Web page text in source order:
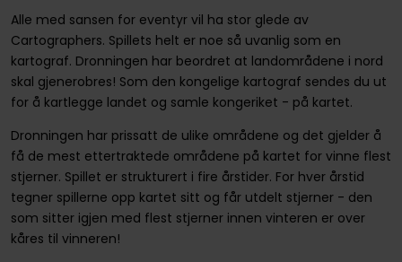
Alle med sansen for eventyr vil ha stor glede av
Cartographers. Spillets helt er noe så uvanlig som en
kartograf. Dronningen har beordret at landområdene i nord
skal gjenerobres! Som den kongelige kartograf sendes du ut
for å kartlegge landet og samle kongeriket - på kartet.
Dronningen har prissatt de ulike områdene og det gjelder å
få de mest ettertraktede områdene på kartet for vinne flest
stjerner. Spillet er strukturert i fire årstider. For hver årstid
tegner spillerne opp kartet sitt og får utdelt stjerner - den
som sitter igjen med flest stjerner innen vinteren er over
kåres til vinneren!